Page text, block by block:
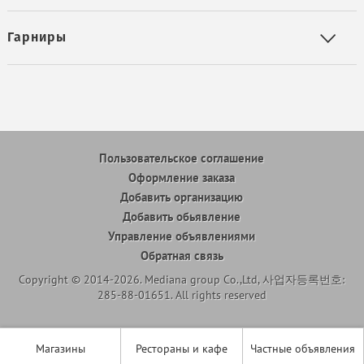
Гарниры
Пользовательское соглашение
Оформление заказа
Добавить организацию
Добавить обьявление
Управление объявлениями
Обратная связь
Copyright © 2014-2026. Mediana group Co.,Ltd, 사업자등록번호:
285-88-01651. All rights reserved
Магазины Рестораны и кафе Частные объявления